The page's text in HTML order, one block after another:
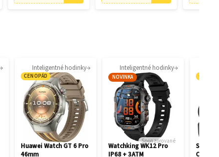
Inteligentné hodinky
CENOPÁD
Huawei Watch GT 6 Pro
46mm
Inteligentné hodinky
NOVINKA
Sponzorované
Watchking WK12 Pro
IP68 + 3ATM
Sony
C510